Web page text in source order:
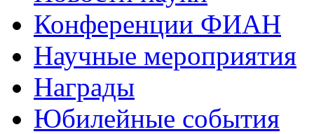
Конференции ФИАН
Научные мероприятия
Награды
Юбилейные события